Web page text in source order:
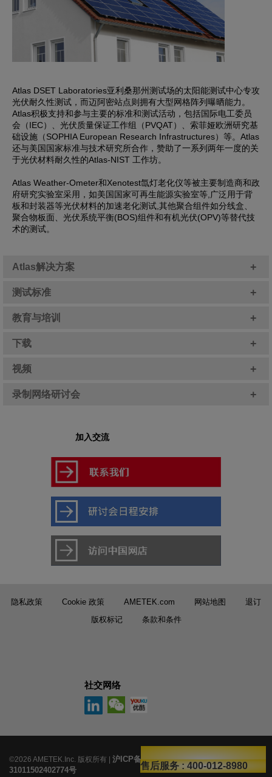
业务咨询: 400-002-6278 转1
售后服务: 400-012-8980
Atlas DSET Laboratories亚利桑那州测试场的太阳能测试中心专攻
光伏耐久性测试，而迈阿密站点则拥有大型网格阵列曝晒能力。
Atlas积极支持和参与主要的标准和测试活动，包括国际电工委员
会（IEC）、光伏质量保证工作组（PVQAT）、索菲娅欧洲研究基
础设施（SOPHIA European Research Infrastructures）等。Atlas
还与美国国家标准与技术研究所合作，赞助了一系列两年一度的关
于光伏材料耐久性的Atlas-NIST 工作坊。
Atlas Weather-Ometer和Xenotest氙灯老化仪等被主要制造商和政
府研究实验室采用，如美国国家可再生能源实验室等,广泛用于背
板和封装器等光伏材料的加速老化测试,其他聚合组件如分线盒、
聚合物板面、光伏系统平衡(BOS)组件和有机光伏(OPV)等替代技
术的测试。
Atlas解决方案 +
测试标准 +
教育与培训 +
下载 +
视频 +
录制网络研讨会 +
加入交流
隐私政策 Cookie 政策 AMETEK.com 网站地图
退订
版权标记
条款和条件
社交网络
©2026 AMETEK.Inc. 版权所有 | 沪ICP备14035568号-54|
沪公网安备
31011502402774号